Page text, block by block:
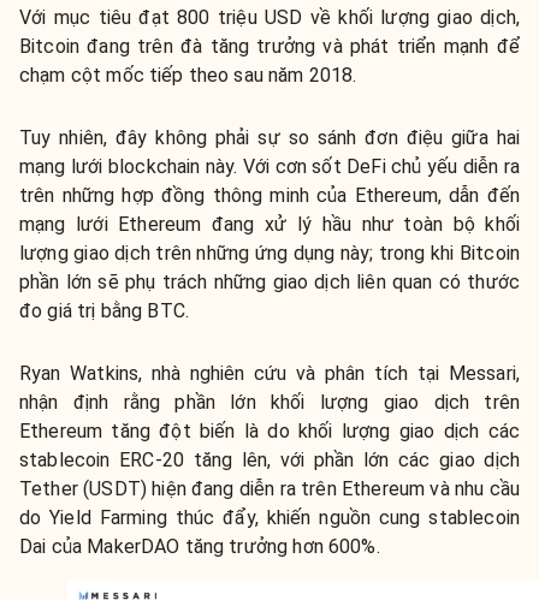
Với mục tiêu đạt 800 triệu USD về khối lượng giao dịch,
Bitcoin đang trên đà tăng trưởng và phát triển mạnh để
chạm cột mốc tiếp theo sau năm 2018.
Tuy nhiên, đây không phải sự so sánh đơn điệu giữa hai
mạng lưới blockchain này. Với cơn sốt DeFi chủ yếu diễn ra
trên những hợp đồng thông minh của Ethereum, dẫn đến
mạng lưới Ethereum đang xử lý hầu như toàn bộ khối
lượng giao dịch trên những ứng dụng này; trong khi Bitcoin
phần lớn sẽ phụ trách những giao dịch liên quan có thước
đo giá trị bằng BTC.
Ryan Watkins, nhà nghiên cứu và phân tích tại Messari,
nhận định rằng phần lớn khối lượng giao dịch trên
Ethereum tăng đột biến là do khối lượng giao dịch các
stablecoin ERC-20 tăng lên, với phần lớn các giao dịch
Tether (USDT) hiện đang diễn ra trên Ethereum và nhu cầu
do Yield Farming thúc đẩy, khiến nguồn cung stablecoin
Dai của MakerDAO tăng trưởng hơn 600%.